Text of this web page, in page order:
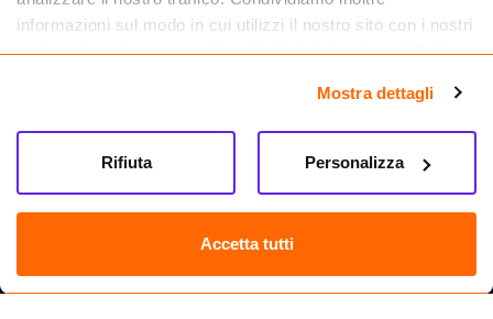
informazioni sul modo in cui utilizzi il nostro sito con i nostri
partner che si occupano di analisi dei dati web, pubblicità e
informazioni che hai fornito loro o che hanno raccolto dal
tuo utilizzo dei loro servizi.
Mostra dettagli
Accetta tutti
Personalizza
Rifiuta
Farma.it S.a.s. P. IVA 07417261216 REA: NA-884088
CREDITS
Sede legale Via delle Repubbliche Marinare 128, 80147 Napoli